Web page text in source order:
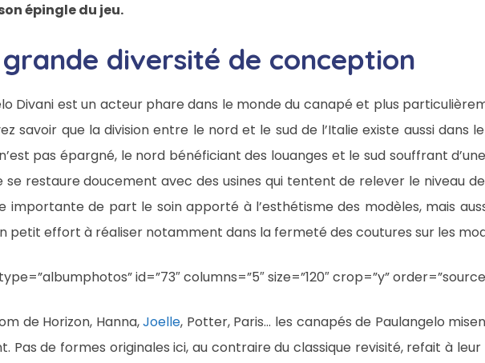
épingle du jeu.
grande diversité de conception
Divani est un acteur phare dans le monde du canapé et plus
savoir que la division entre le nord et le sud de l’Italie existe aussi dans
pas épargné, le nord bénéficiant des louanges et le sud souffrant
se restaure doucement avec des usines qui tentent de relever le niveau
importante de part le soin apporté à l’esthétisme des modèles, mais
petit effort à réaliser notamment dans la fermeté des coutures sur les
id=”73″ columns=”5″ size=”120″ crop=”y”
de Horizon, Hanna,Joelle, Potter, Paris… les canapés de Paulangelo
Pas de formes originales ici, au contraire du classique revisité, refait à